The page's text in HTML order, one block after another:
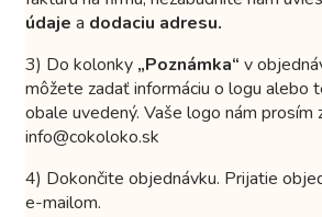
údaje a dodaciu adresu.
3) Do kolonky „Poznámka“ v
môžete zadať informáciu o logu alebo
obale uvedený. Vaše logo nám prosím
info@cokoloko.sk
4) Dokončite objednávku. Prijatie
e-mailom.